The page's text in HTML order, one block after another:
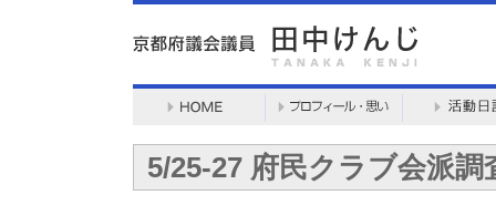
5/25-27 府民クラブ会派調